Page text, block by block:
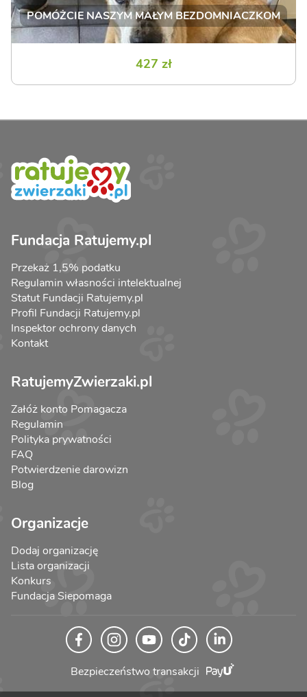
POMÓŻCIE NASZYM MAŁYM BEZDOMNIACZKOM
427 zł
Fundacja Ratujemy.pl
Przekaż 1,5% podatku
Regulamin własności intelektualnej
Statut Fundacji Ratujemy.pl
Profil Fundacji Ratujemy.pl
Inspektor ochrony danych
Kontakt
RatujemyZwierzaki.pl
Załóż konto Pomagacza
Regulamin
Polityka prywatności
FAQ
Potwierdzenie darowizn
Blog
Organizacje
Dodaj organizację
Lista organizacji
Konkurs
Fundacja Siepomaga
Bezpieczeństwo transakcji